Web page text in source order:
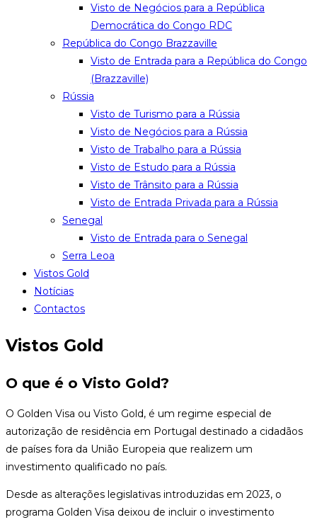
Visto de Negócios para a República
Democrática do Congo RDC
República do Congo Brazzaville
Visto de Entrada para a República do Congo
(Brazzaville)
Rússia
Visto de Turismo para a Rússia
Visto de Negócios para a Rússia
Visto de Trabalho para a Rússia
Visto de Estudo para a Rússia
Visto de Trânsito para a Rússia
Visto de Entrada Privada para a Rússia
Senegal
Visto de Entrada para o Senegal
Serra Leoa
Vistos Gold
Notícias
Contactos
Vistos Gold
O que é o Visto Gold?
O Golden Visa ou Visto Gold, é um regime especial de
autorização de residência em Portugal destinado a cidadãos
de países fora da União Europeia que realizem um
investimento qualificado no país.
Desde as alterações legislativas introduzidas em 2023, o
programa Golden Visa deixou de incluir o investimento